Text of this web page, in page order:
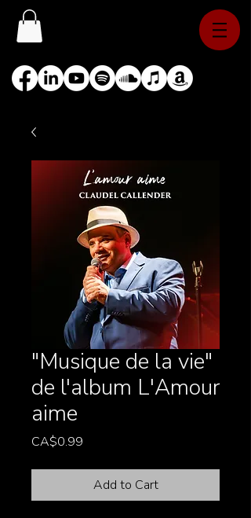
"Musique de la vie"
de l'album L'Amour
aime
CA$0.99
Add to Cart